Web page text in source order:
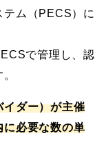
テム（PECS）に
で管理し、認
イダー）が主催
に必要な数の単